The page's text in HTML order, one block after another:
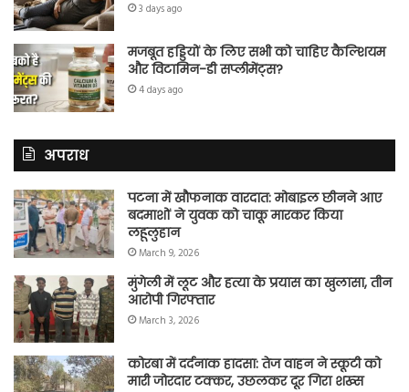
3 days ago
मजबूत हड्डियों के लिए सभी को चाहिए कैल्शियम
और विटामिन-डी सप्लीमेंट्स?
4 days ago
अपराध
पटना में खौफनाक वारदात: मोबाइल छीनने आए
बदमाशों ने युवक को चाकू मारकर किया
लहूलुहान
March 9, 2026
मुंगेली में लूट और हत्या के प्रयास का खुलासा, तीन
आरोपी गिरफ्तार
March 3, 2026
कोरबा में दर्दनाक हादसा: तेज वाहन ने स्कूटी को
मारी जोरदार टक्कर, उछलकर दूर गिरा शख्स